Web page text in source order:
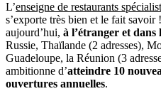
L’enseigne de restaurants
s’exporte très bien et le fait
aujourd’hui, à l’étranger et
Russie, Thaïlande (2 adresses),
Guadeloupe, la Réunion (3
ambitionne d’atteindre 10
ouvertures annuelles.